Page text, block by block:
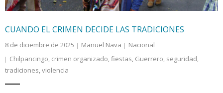
CUANDO EL CRIMEN DECIDE LAS TRADICIONES
8 de diciembre de 2025 Manuel Nava
Nacional
Chilpancingo, crimen organizado,fiestas, Guerrero, seguridad,
tradiciones,violencia